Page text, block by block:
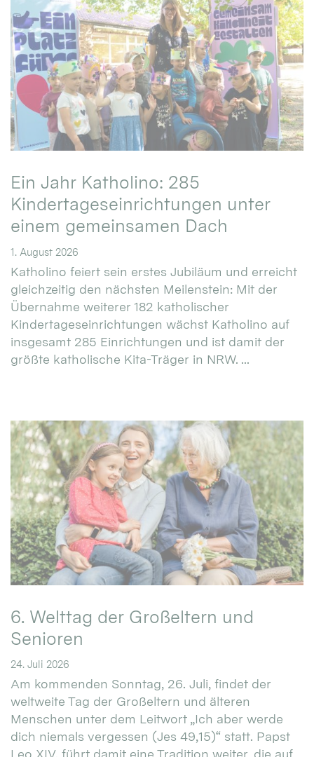
Ein Jahr Katholino: 285
Kindertageseinrichtungen unter
einem gemeinsamen Dach
1. August 2026
Katholino feiert sein erstes Jubiläum und erreicht
gleichzeitig den nächsten Meilenstein: Mit der
Übernahme weiterer 182 katholischer
Kindertageseinrichtungen wächst Katholino auf
insgesamt 285 Einrichtungen und ist damit der
größte katholische Kita-Träger in NRW. ...
6. Welttag der Großeltern und
Senioren
24. Juli 2026
Am kommenden Sonntag, 26. Juli, findet der
weltweite Tag der Großeltern und älteren
Menschen unter dem Leitwort „Ich aber werde
dich niemals vergessen (Jes 49,15)“ statt. Papst